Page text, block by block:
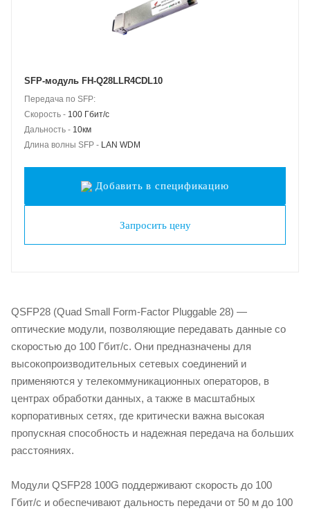
SFP-модуль FH-Q28LLR4CDL10
Передача по SFP:
Скорость - 100 Гбит/с
Дальность - 10км
Длина волны SFP - LAN WDM
Добавить в спецификацию
Запросить цену
QSFP28 (Quad Small Form-Factor Pluggable 28) —
оптические модули, позволяющие передавать данные со
скоростью до 100 Гбит/с. Они предназначены для
высокопроизводительных сетевых соединений и
применяются у телекоммуникационных операторов, в
центрах обработки данных, а также в масштабных
корпоративных сетях, где критически важна высокая
пропускная способность и надежная передача на больших
расстояниях.
Модули QSFP28 100G поддерживают скорость до 100
Гбит/с и обеспечивают дальность передачи от 50 м до 100